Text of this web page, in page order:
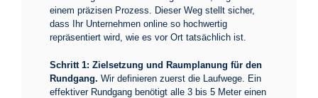
einem präzisen Prozess. Dieser Weg stellt sicher,
dass Ihr Unternehmen online so hochwertig
repräsentiert wird, wie es vor Ort tatsächlich ist.
Schritt 1: Zielsetzung und Raumplanung für den
Rundgang. Wir definieren zuerst die Laufwege. Ein
effektiver Rundgang benötigt alle 3 bis 5 Meter einen